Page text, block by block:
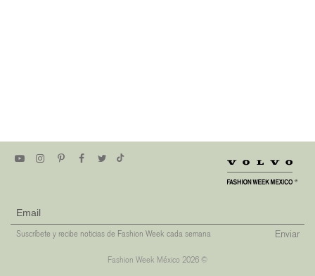
Suscríbete y recibe noticias de Fashion Week cada semana Enviar
Fashion Week México 2026 ©